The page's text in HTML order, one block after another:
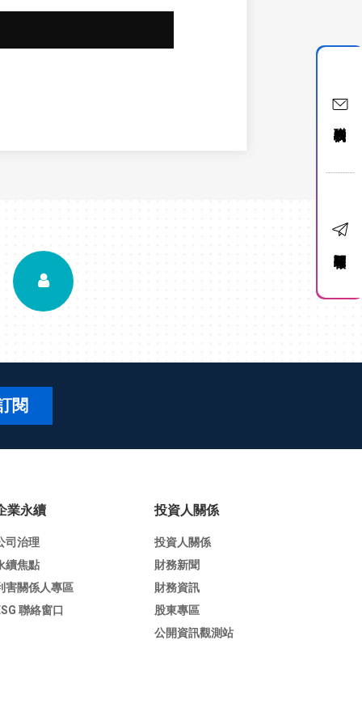
閱
業永續
司治理
續焦點
害關係人專區
聯絡窗口
投資人關係
投資人關係
財務新聞
財務資訊
股東專區
公開資訊觀測站